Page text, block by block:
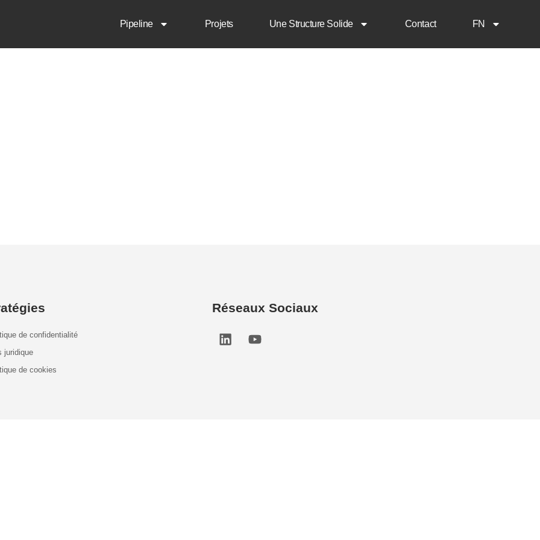
Pipeline Projets Une Structure Solide Contact FN
de confidentialité
juridique
de cookies
Réseaux Sociaux